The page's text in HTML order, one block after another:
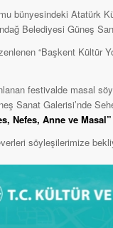
bünyesindeki Atatürk
Belediyesi Güneş
“Başkent Kültür
festivalde masal
Sanat Galerisi’nde
Nefes, Anne ve Masal”
söyleşilerimize